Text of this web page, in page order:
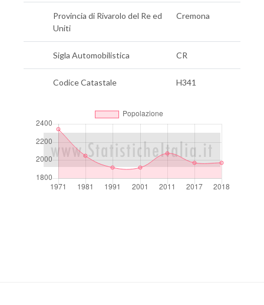
Provincia di Rivarolo del Re ed
Uniti
Cremona
Sigla Automobilistica CR
Codice Catastale H341